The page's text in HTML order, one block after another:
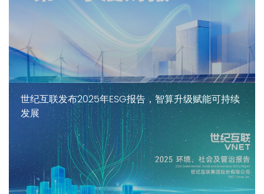
世纪互联发布2025年ESG报告，智算升级赋能可持续
发展